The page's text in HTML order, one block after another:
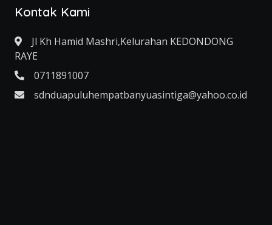
Kontak Kami
Jl Kh Hamid Mashri,Kelurahan KEDONDONG
RAYE
0711891007
sdnduapuluhempatbanyuasintiga@yahoo.co.id